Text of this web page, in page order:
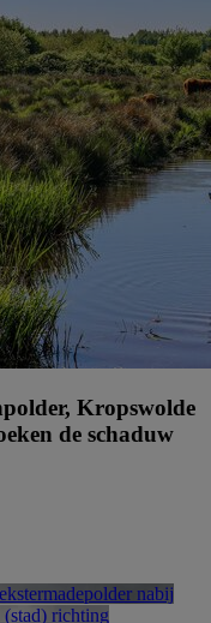
Kropswolde
de schaduw
nabij
richting